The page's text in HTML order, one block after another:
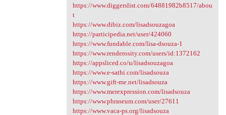
https://www.diggerslist.com/64881982b8517/abou
t
https://www.dibiz.com/lisadsouzagoa
https://participedia.net/user/424060
https://www.fundable.com/lisa-dsouza-1
https://www.renderosity.com/users/id:1372162
https://appsliced.co/u/lisadsouzagoa
https://www.e-sathi.com/lisadsouza
https://www.gift-me.net/lisadsouza
https://www.merexpression.com/lisadsouza
https://www.phraseum.com/user/27611
https://www.vaca-ps.org/lisadsouza